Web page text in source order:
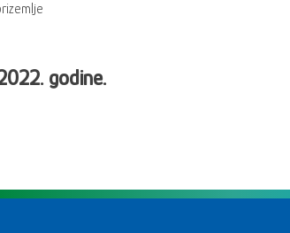
godine.